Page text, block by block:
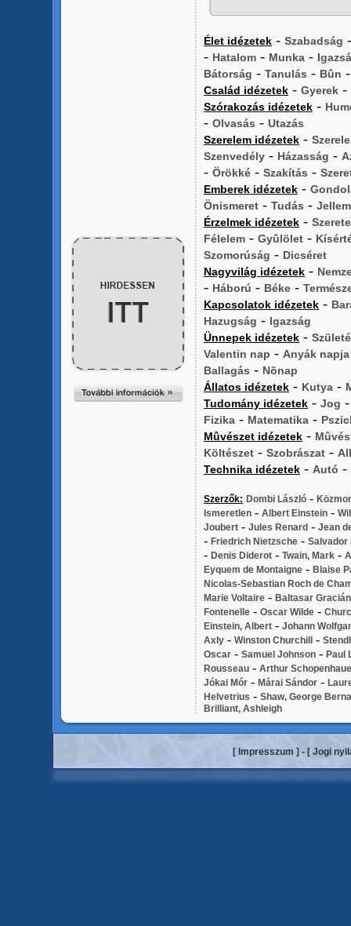
Élet idézetek - Szabadság
- Hatalom - Munka -
Bátorság - Tanulás - Bûn
Család idézetek - Gyerek -
Szórakozás idézetek -
- Olvasás - Utazás
Szerelem idézetek -
Szenvedély - Házasság -
- Örökké - Szakítás -
Emberek idézetek -
Önismeret - Tudás - Jellem
Érzelmek idézetek -
Félelem - Gyûlölet -
Szomorúság - Dicséret
Nagyvilág idézetek -
- Háború - Béke -
Kapcsolatok idézetek -
Hazugság - Igazság
Ünnepek idézetek -
Valentin nap - Anyák napja
Ballagás - Nõnap
Állatos idézetek - Kutya -
Tudomány idézetek - Jog
Fizika - Matematika -
Mûvészet idézetek -
Költészet - Szobrászat -
Technika idézetek - Autó -
Szerzők: Dombi László -
Ismeretlen - Albert Einstein -
Joubert - Jules Renard - Jean
- Friedrich Nietzsche - Salvador
- Denis Diderot - Twain, Mark -
Eyquem de Montaigne - Blaise
Nicolas-Sebastian Roch de
Marie Voltaire - Baltasar Gracián
Fontenelle - Oscar Wilde -
Einstein, Albert - Johann
Axly - Winston Churchill -
Oscar - Samuel Johnson - Paul
Rousseau - Arthur
Jókai Mór - Márai Sándor -
Helvetrius - Shaw, George
Brilliant, Ashleigh
[ Impresszum ] - [ Jogi